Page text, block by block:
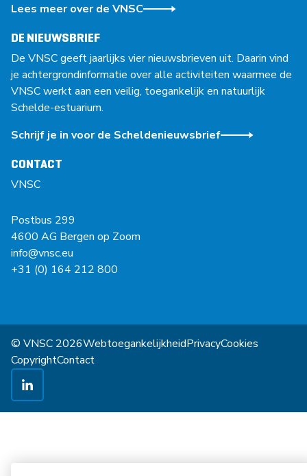
Lees meer over de VNSC
DE NIEUWSBRIEF
De VNSC geeft jaarlijks vier nieuwsbrieven uit. Daarin vind
je achtergrondinformatie over alle activiteiten waarmee de
VNSC werkt aan een veilig, toegankelijk en natuurlijk
Schelde-estuarium.
Schrijf je in voor de Scheldenieuwsbrief
CONTACT
VNSC
Postbus 299
4600 AG Bergen op Zoom
info@vnsc.eu
+31 (0) 164 212 800
© VNSC 2026WebtoegankelijkheidPrivacyCookies
CopyrightContact